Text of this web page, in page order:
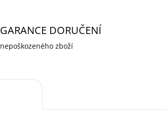
GARANCE DORUČENÍ
nepoškozeného zboží